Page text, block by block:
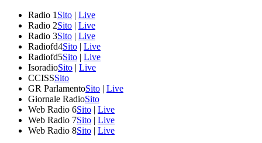
Radio 1 Sito | Live
Radio 2Sito | Live
Radio 3Sito | Live
Radiofd4Sito | Live
Radiofd5Sito | Live
IsoradioSito | Live
CCISSSito
GR ParlamentoSito | Live
Giornale RadioSito
Web Radio 6Sito | Live
Web Radio 7Sito | Live
Web Radio 8Sito | Live